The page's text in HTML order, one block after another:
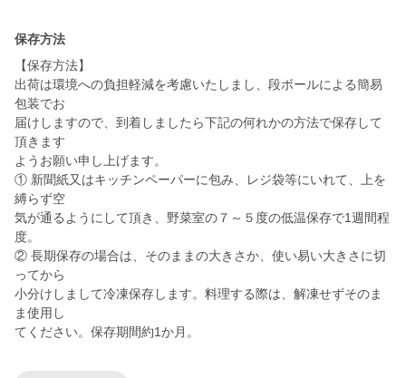
保存方法
【保存方法】
出荷は環境への負担軽減を考慮いたしまし、段ボールによる簡易
包装でお
届けしますので、到着しましたら下記の何れかの方法で保存して
頂きます
ようお願い申し上げます。
① 新聞紙又はキッチンペーパーに包み、レジ袋等にいれて、上を
縛らず空
気が通るようにして頂き、野菜室の７～５度の低温保存で1週間程
度。
② 長期保存の場合は、そのままの大きさか、使い易い大きさに切
ってから
小分けしまして冷凍保存します。料理する際は、解凍せずそのま
ま使用し
てください。保存期間約1か月。